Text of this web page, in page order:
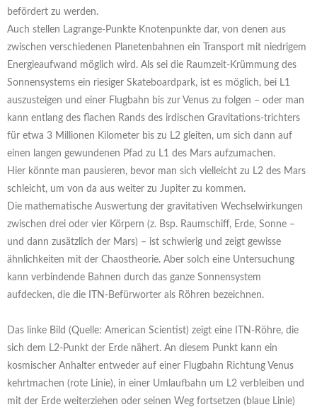
befördert zu werden.
Auch stellen Lagrange-Punkte Knotenpunkte dar, von denen aus
zwischen verschiedenen Planetenbahnen ein Transport mit niedrigem
Energieaufwand möglich wird. Als sei die Raumzeit-Krümmung des
Sonnensystems ein riesiger Skateboardpark, ist es möglich, bei L1
auszusteigen und einer Flugbahn bis zur Venus zu folgen – oder man
kann entlang des flachen Rands des irdischen Gravitations-trichters
für etwa 3 Millionen Kilometer bis zu L2 gleiten, um sich dann auf
einen langen gewundenen Pfad zu L1 des Mars aufzumachen.
Hier könnte man pausieren, bevor man sich vielleicht zu L2 des Mars
schleicht, um von da aus weiter zu Jupiter zu kommen.
Die mathematische Auswertung der gravitativen Wechselwirkungen
zwischen drei oder vier Körpern (z. Bsp. Raumschiff, Erde, Sonne –
und dann zusätzlich der Mars) – ist schwierig und zeigt gewisse
ähnlichkeiten mit der Chaostheorie. Aber solch eine Untersuchung
kann verbindende Bahnen durch das ganze Sonnensystem
aufdecken, die die ITN-Befürworter als Röhren bezeichnen.
Das linke Bild (Quelle: American Scientist) zeigt eine ITN-Röhre, die
sich dem L2-Punkt der Erde nähert. An diesem Punkt kann ein
kosmischer Anhalter entweder auf einer Flugbahn Richtung Venus
kehrtmachen (rote Linie), in einer Umlaufbahn um L2 verbleiben und
mit der Erde weiterziehen oder seinen Weg fortsetzen (blaue Linie)